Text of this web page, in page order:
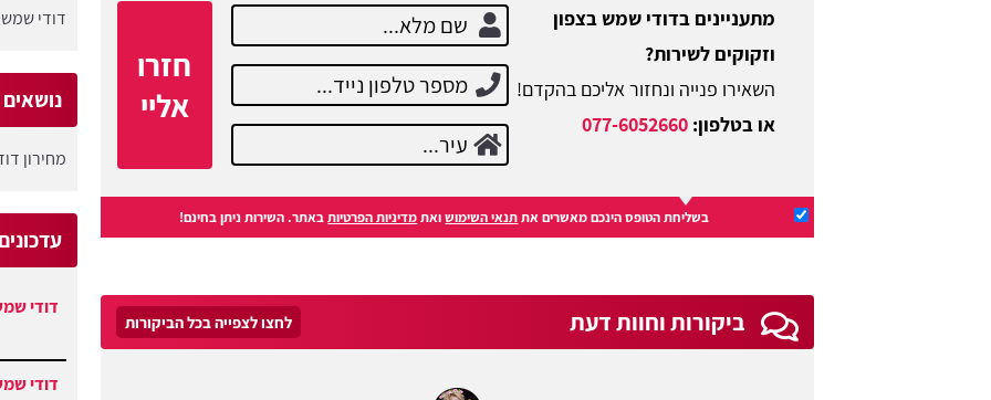
מתעניינים בדודי שמש בצפון
וזקוקים לשירות?
השאירו פנייה ונחזור אליכם בהקדם!
או בטלפון: 077-6052660
חזרו
אליי
בשליחת הטופס הינכם מאשרים אתתנאי השימושואתמדיניות הפרטיותבאתר. השירות ניתן בחינם!
ביקורות וחוות דעת לחצו לצפייה בכל הביקורות
דודי
מחירון
דודי
דודי